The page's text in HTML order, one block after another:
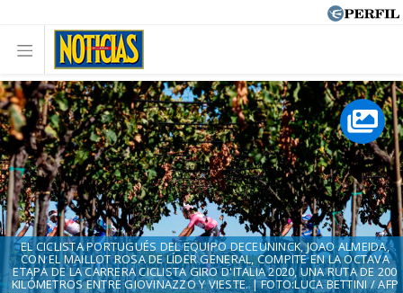
EL CICLISTA PORTUGUÉS DEL EQUIPO DECEUNINCK, JOAO ALMEIDA,
CON EL MAILLOT ROSA DE LÍDER GENERAL, COMPITE EN LA OCTAVA
ETAPA DE LA CARRERA CICLISTA GIRO D'ITALIA 2020, UNA RUTA DE 200
KILÓMETROS ENTRE GIOVINAZZO Y VIESTE. | FOTO:LUCA BETTINI / AFP